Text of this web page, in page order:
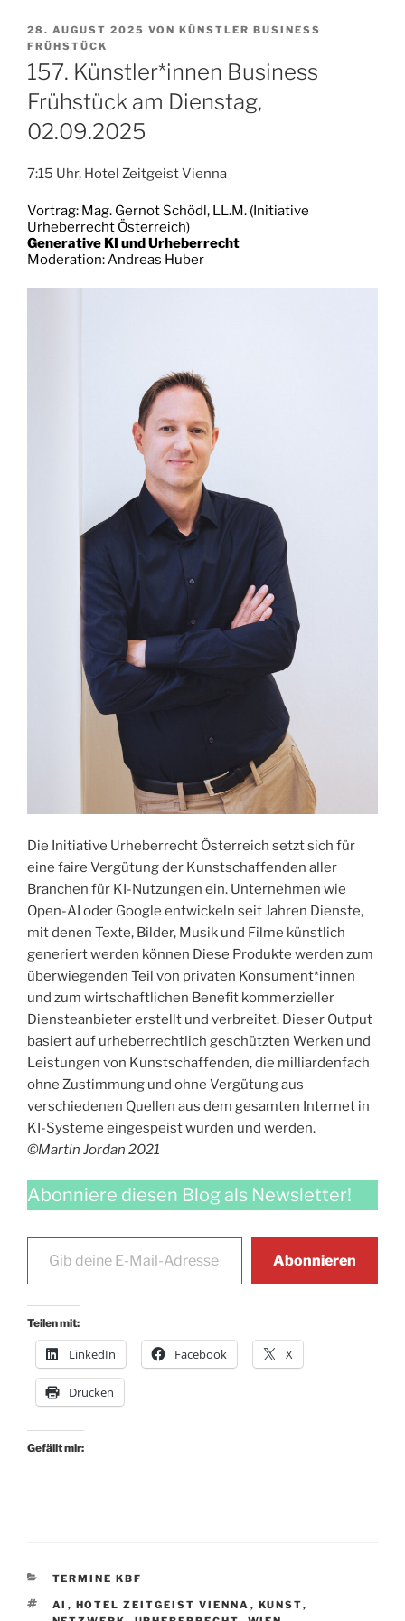
VERÖFFENTLICHT
AM
28. AUGUST 2025 VON KÜNSTLER BUSINESS
FRÜHSTÜCK
157. Künstler*innen Business
Frühstück am Dienstag,
02.09.2025
7:15 Uhr, Hotel Zeitgeist Vienna
Vortrag: Mag. Gernot Schödl, LL.M. (Initiative
Urheberrecht Österreich)
Generative KI und Urheberrecht
Moderation: Andreas Huber
Die Initiative Urheberrecht Österreich setzt sich für
eine faire Vergütung der Kunstschaffenden aller
Branchen für KI-Nutzungen ein. Unternehmen wie
Open-AI oder Google entwickeln seit Jahren Dienste,
mit denen Texte, Bilder, Musik und Filme künstlich
generiert werden können Diese Produkte werden zum
überwiegenden Teil von privaten Konsument*innen
und zum wirtschaftlichen Benefit kommerzieller
Diensteanbieter erstellt und verbreitet. Dieser Output
basiert auf urheberrechtlich geschützten Werken und
Leistungen von Kunstschaffenden, die milliardenfach
ohne Zustimmung und ohne Vergütung aus
verschiedenen Quellen aus dem gesamten Internet in
KI-Systeme eingespeist wurden und werden.
©Martin Jordan 2021
Abonniere diesen Blog als Newsletter!
Gib deine E-Mail-Adresse ein …
Abonnieren
Teilen mit:
LinkedIn Facebook X
Drucken
Gefällt mir:
KATEGORIEN
TERMINE KBF
SCHLAGWÖRTER
AI , HOTEL ZEITGEIST VIENNA , KUNST,